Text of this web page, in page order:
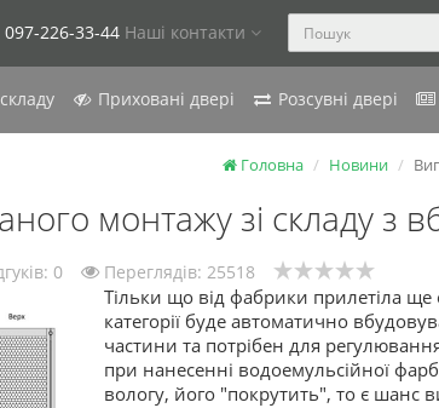
097-226-33-44 Наші контакти
Приховані двері Розсувні двері
Головна Новини
монтажу зі складу з
0 Переглядів: 25518
Тільки що від фабрики прилетіла
категорії буде автоматично
частини та потрібен для
при нанесенні водоемульсійної
вологу, його "покрутить", то є шанс